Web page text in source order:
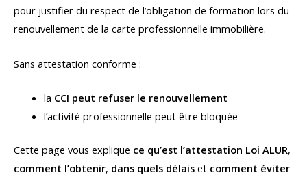
pour justifier du respect de l’obligation de formation lors du
renouvellement de la carte professionnelle immobilière.
Sans attestation conforme :
la CCI peut refuser le renouvellement
l’activité professionnelle peut être bloquée
Cette page vous explique ce qu’est l’attestation Loi ALUR,
comment l’obtenir, dans quels délais et comment éviter